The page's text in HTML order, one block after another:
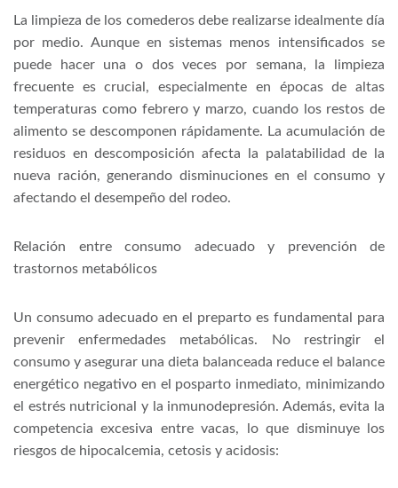
La limpieza de los comederos debe realizarse idealmente día
por medio. Aunque en sistemas menos intensificados se
puede hacer una o dos veces por semana, la limpieza
frecuente es crucial, especialmente en épocas de altas
temperaturas como febrero y marzo, cuando los restos de
alimento se descomponen rápidamente. La acumulación de
residuos en descomposición afecta la palatabilidad de la
nueva ración, generando disminuciones en el consumo y
afectando el desempeño del rodeo.
Relación entre consumo adecuado y prevención de
trastornos metabólicos
Un consumo adecuado en el preparto es fundamental para
prevenir enfermedades metabólicas. No restringir el
consumo y asegurar una dieta balanceada reduce el balance
energético negativo en el posparto inmediato, minimizando
el estrés nutricional y la inmunodepresión. Además, evita la
competencia excesiva entre vacas, lo que disminuye los
riesgos de hipocalcemia, cetosis y acidosis: